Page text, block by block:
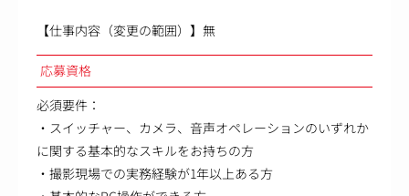
【仕事内容（変更の範囲）】無
応募資格
必須要件：
・スイッチャー、カメラ、音声オペレーションのいずれか
に関する基本的なスキルをお持ちの方
・撮影現場での実務経験が1年以上ある方